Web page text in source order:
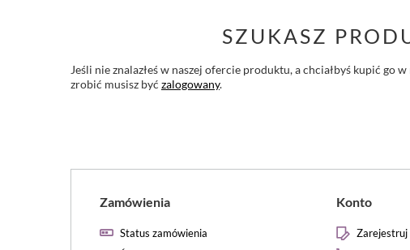
SZUKASZ
Jeśli nie znalazłeś w naszej ofercie produktu, a chciałbyś kupić go
zrobić musisz być zalogowany.
Zamówienia
Status zamówienia
Konto
Zarejestruj